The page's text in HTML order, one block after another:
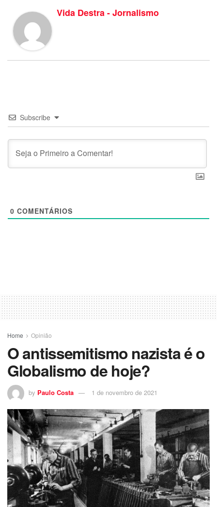
Vida Destra - Jornalismo
Subscribe
0 COMENTÁRIOS
Home Opinião
O antissemitismo nazista é o
Globalismo de hoje?
by Paulo Costa 1 de novembro de 2021